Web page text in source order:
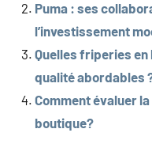
Puma : ses
l’investissement
Quelles friperies
qualité abordables
Comment évaluer la
boutique?